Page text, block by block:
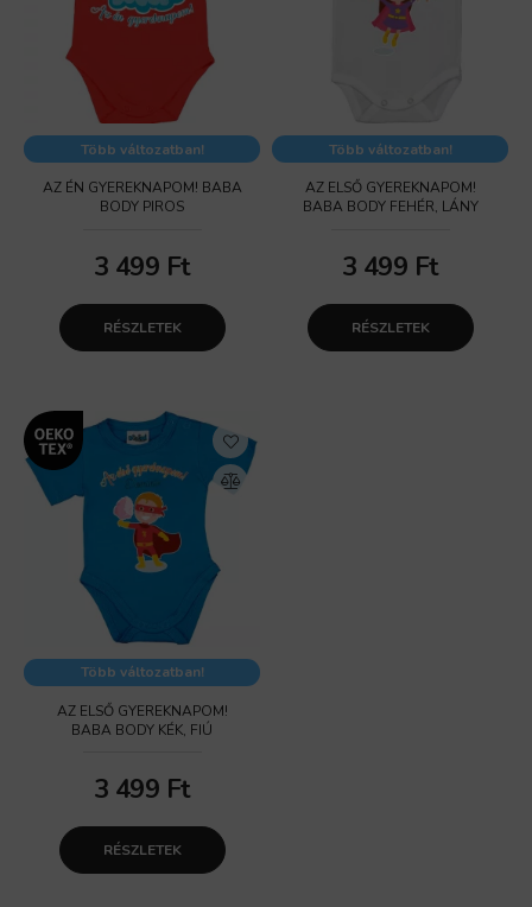
Több változatban!
AZ ÉN GYEREKNAPOM! BABA
BODY PIROS
3 499 Ft
RÉSZLETEK
Több változatban!
AZ ELSŐ GYEREKNAPOM!
BABA BODY FEHÉR, LÁNY
3 499 Ft
RÉSZLETEK
Több változatban!
AZ ELSŐ GYEREKNAPOM!
BABA BODY KÉK, FIÚ
3 499 Ft
RÉSZLETEK